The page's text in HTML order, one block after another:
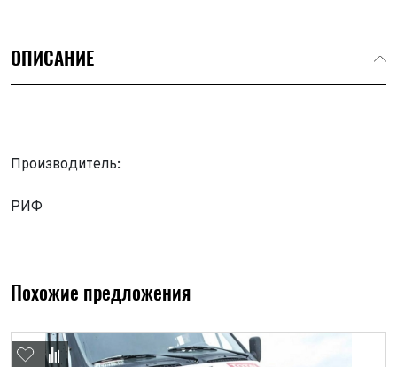
ОПИСАНИЕ
Производитель:
РИФ
Похожие предложения
Имя*
Телефон*